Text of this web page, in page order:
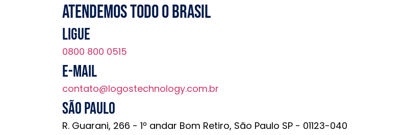
Atendemos todo o brasil
Ligue
0800 800 0515
E-mail
contato@logostechnology.com.br
São Paulo
R. Guarani, 266 - 1º andar Bom Retiro, São Paulo SP - 01123-040